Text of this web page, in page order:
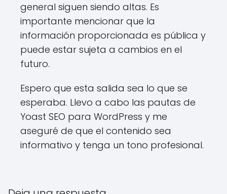
general siguen siendo altas. Es
importante mencionar que la
información proporcionada es pública y
puede estar sujeta a cambios en el
futuro.
Espero que esta salida sea lo que se
esperaba. Llevo a cabo las pautas de
Yoast SEO para WordPress y me
aseguré de que el contenido sea
informativo y tenga un tono profesional.